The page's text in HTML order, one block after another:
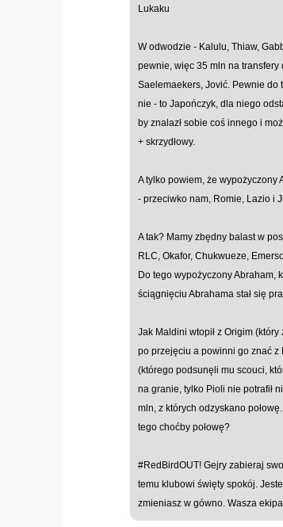
Lukaku
W odwodzie - Kalulu, Thiaw,
pewnie, więc 35 mln na transfery
Saelemaekers, Jović. Pewnie do
nie - to Japończyk, dla niego
by znalazł sobie coś innego i
+ skrzydłowy.
A tylko powiem, że wypożyczony
- przeciwko nam, Romie, Lazio i
A tak? Mamy zbędny balast w
RLC, Okafor, Chukwueze,
Do tego wypożyczony Abraham,
ściągnięciu Abrahama stał się
Jak Maldini wtopił z Origim
po przejęciu a powinni go znać z
(którego podsunęli mu scouci,
na granie, tylko Pioli nie potrafił
mln, z których odzyskano
tego choćby połowę?
#RedBirdOUT! Gejry zabieraj
temu klubowi święty spokój.
zmieniasz w gówno. Wasza